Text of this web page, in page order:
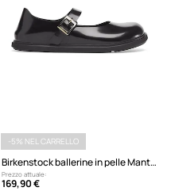
-5% NEL CARRELLO
Birkenstock ballerine in pelle Mantova Droplet Buckle
Prezzo attuale:
169,90 €